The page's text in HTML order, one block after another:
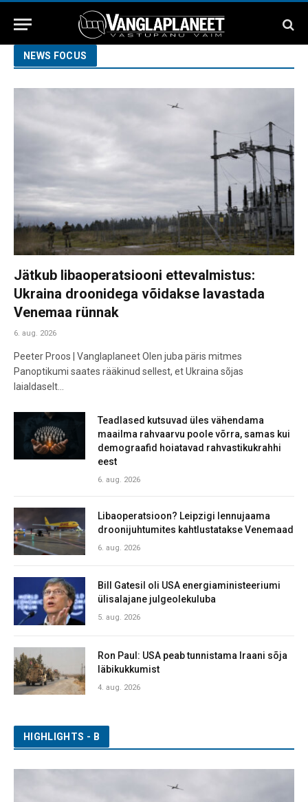
NEWS FOCUS
Jätkub libaoperatsiooni ettevalmistus:
Ukraina droonidega võidakse lavastada
Venemaa rünnak
6. aug. 2026
Peeter Proos | Vanglaplaneet Olen juba päris mitmes
Panoptikumi saates rääkinud sellest, et Ukraina sõjas
laialdaselt…
Teadlased kutsuvad üles vähendama
maailma rahvaarvu poole võrra, samas kui
demograafid hoiatavad rahvastikukrahhi
eest
6. aug. 2026
Libaoperatsioon? Leipzigi lennujaama
droonijuhtumites kahtlustatakse Venemaad
6. aug. 2026
Bill Gatesil oli USA energiaministeeriumi
ülisalajane julgeolekuluba
5. aug. 2026
Ron Paul: USA peab tunnistama Iraani sõja
läbikukkumist
4. aug. 2026
HIGHLIGHTS - B